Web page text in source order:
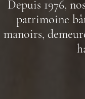
Depuis 1976,
patrimoine
manoirs,